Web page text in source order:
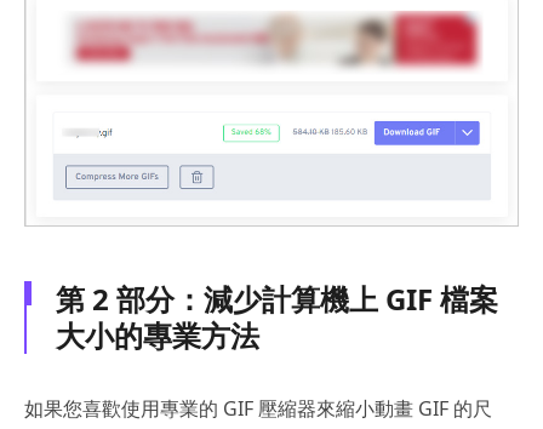
第 2 部分：減少計算機上 GIF 檔案
大小的專業方法
如果您喜歡使用專業的 GIF 壓縮器來縮小動畫 GIF 的尺